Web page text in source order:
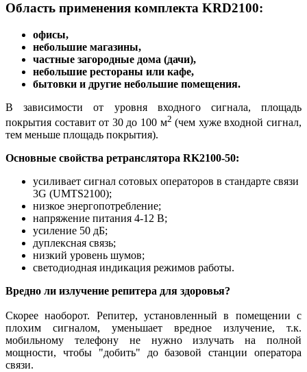
Область применения комплекта KRD2100:
офисы,
небольшие магазины,
частные загородные дома (дачи),
небольшие рестораны или кафе,
бытовки и другие небольшие помещения.
В зависимости от уровня входного сигнала, площадь
покрытия составит от 30 до 100 м2 (чем хуже входной сигнал,
тем меньше площадь покрытия).
Основные свойства ретранслятора RK2100-50:
усиливает сигнал сотовых операторов в стандарте связи
3G (UMTS2100);
низкое энергопотребление;
напряжение питания 4-12 В;
усиление 50 дБ;
дуплексная связь;
низкий уровень шумов;
светодиодная индикация режимов работы.
Вредно ли излучение репитера для здоровья?
Скорее наоборот. Репитер, установленный в помещении с
плохим сигналом, уменьшает вредное излучение, т.к.
мобильному телефону не нужно излучать на полной
мощности, чтобы "добить" до базовой станции оператора
связи.